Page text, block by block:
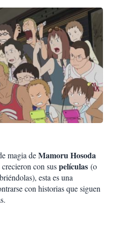
magia deMamoru Hosoda
con suspelículas (o
esta es una
con historias que siguen